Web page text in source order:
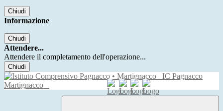
Chiudi
Informazione
Chiudi
Attendere...
Attendere il completamento dell'operazione...
Chiudi
IC Pagnacco
Martignacco